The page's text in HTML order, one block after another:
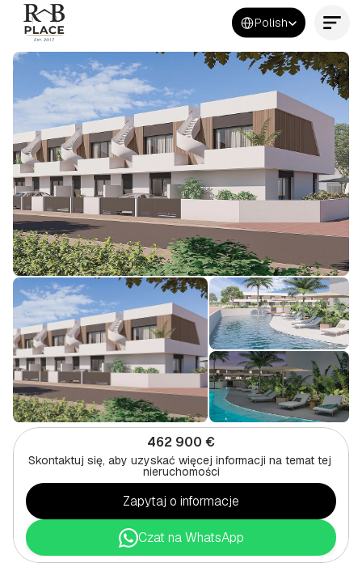
Select Language
Polish
Kontakt
462 900 €
Skontaktuj się, aby uzyskać więcej informacji na temat tej
nieruchomości
Zapytaj o informacje
Czat na WhatsApp